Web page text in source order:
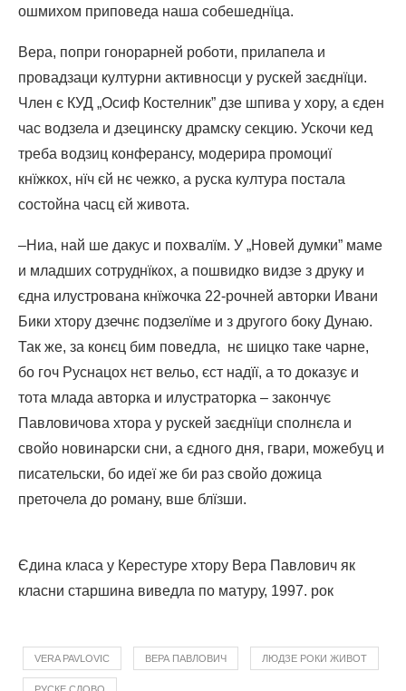
ошмихом приповеда наша собешеднїца.
Вера, попри гонорарней роботи, прилапела и
провадзаци културни активносци у рускей заєднїци.
Член є КУД „Осиф Костелник” дзе шпива у хору, а єден
час водзела и дзецинску драмску секцию. Ускочи кед
треба водзиц конферансу, модерира промоциї
кнїжкох, нїч єй нє чежко, а руска култура постала
состойна часц єй живота.
–Ниа, най ше дакус и похвалїм. У „Новей думки” маме
и младших сотруднїкох, а пошвидко видзе з друку и
єдна илустрована кнїжочка 22-рочней авторки Ивани
Бики хтору дзечнє подзелїме и з другого боку Дунаю.
Так же, за конєц бим поведла, нє шицко таке чарне,
бо гоч Руснацох нєт вельо, єст надїї, а то доказує и
тота млада авторка и илустраторка – закончує
Павловичова хтора у рускей заєднїци сполнєла и
свойо новинарски сни, а єдного дня, гвари, можебуц и
писательски, бо идеї же би раз свойо дожица
преточела до роману, вше блїзши.
Єдина класа у Керестуре хтору Вера Павлович як
класни старшина виведла по матуру, 1997. рок
VERA PAVLOVIC ВЕРА ПАВЛОВИЧ ЛЮДЗЕ РОКИ ЖИВОТ
РУСКЕ СЛОВО